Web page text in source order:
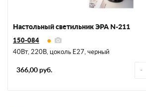
Настольный светильник ЭРА N-211
150-084
40Вт, 220В, цоколь E27, черный
366,00 руб.